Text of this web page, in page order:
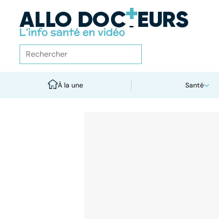
À la une Santé